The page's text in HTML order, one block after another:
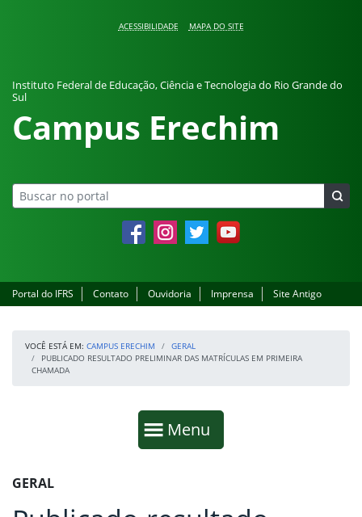
ACESSIBILIDADE MAPA DO SITE
Instituto Federal de Educação, Ciência e Tecnologia do Rio Grande do
Sul
Campus Erechim
FacebookInstagramTwitter YouTube
Portal do IFRS Contato Ouvidoria Imprensa Site Antigo
VOCÊ ESTÁ EM: CAMPUS ERECHIM
GERAL
PUBLICADO RESULTADO PRELIMINAR DAS MATRÍCULAS EM PRIMEIRA
CHAMADA
Mostrar
Menu
Fim da navegação
Início do conteúdo
GERAL